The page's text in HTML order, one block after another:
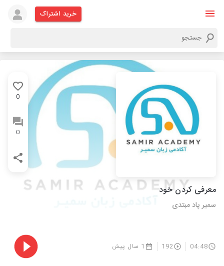
خرید اشتراک
0
0
معرفی کردن خود
سمیر پاد مبتدی
04:48
192 1 سال پیش